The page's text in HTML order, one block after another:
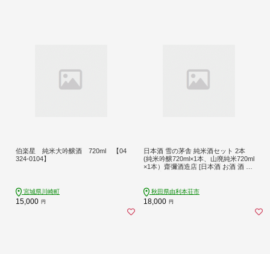
伯楽星 純米大吟醸酒 720ml 【04
324-0104】
宮城県川崎町
15,000 円
日本酒 雪の茅舎 純米酒セット 2本
(純米吟醸720ml×1本、山廃純米720ml
×1本）齋彌酒造店 [日本酒 お酒 酒 純
秋田県由利本荘市
18,000 円